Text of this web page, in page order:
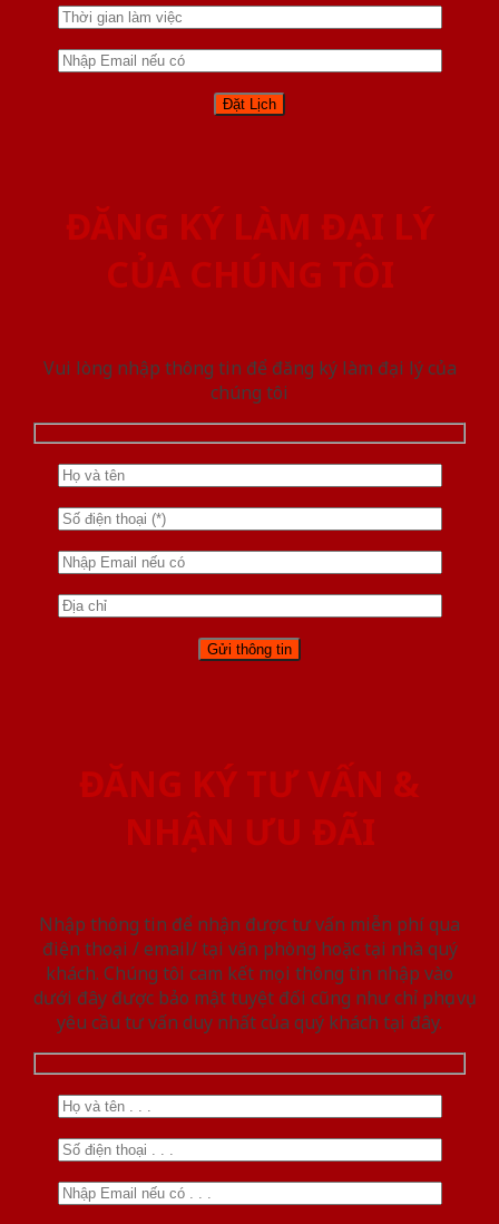
ĐĂNG KÝ LÀM ĐẠI LÝ
CỦA CHÚNG TÔI
Vui lòng nhập thông tin để đăng ký làm đại lý của
chúng tôi
ĐĂNG KÝ TƯ VẤN &
NHẬN ƯU ĐÃI
Nhập thông tin để nhận được tư vấn miễn phí qua
điện thoại / email/ tại văn phòng hoặc tại nhà quý
khách. Chúng tôi cam kết mọi thông tin nhập vào
dưới đây được bảo mật tuyệt đối cũng như chỉ phục vụ
yêu cầu tư vấn duy nhất của quý khách tại đây.